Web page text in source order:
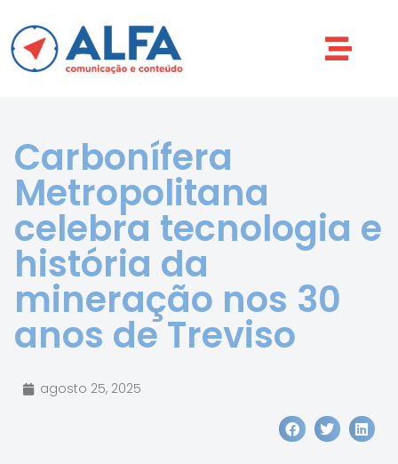
Carbonífera
Metropolitana
celebra tecnologia e
história da
mineração nos 30
anos de Treviso
agosto 25, 2025